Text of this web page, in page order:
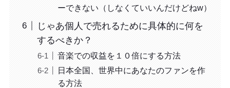
ーできない（しなくていいんだけどねw）
じゃあ個人で売れるために具体的に何を
するべきか？
音楽での収益を１０倍にする方法
日本全国、世界中にあなたのファンを作
る方法